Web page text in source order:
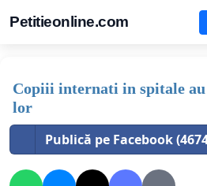
Petitieonline.com
Copiii internati in spitale
lor
Publică pe Facebook